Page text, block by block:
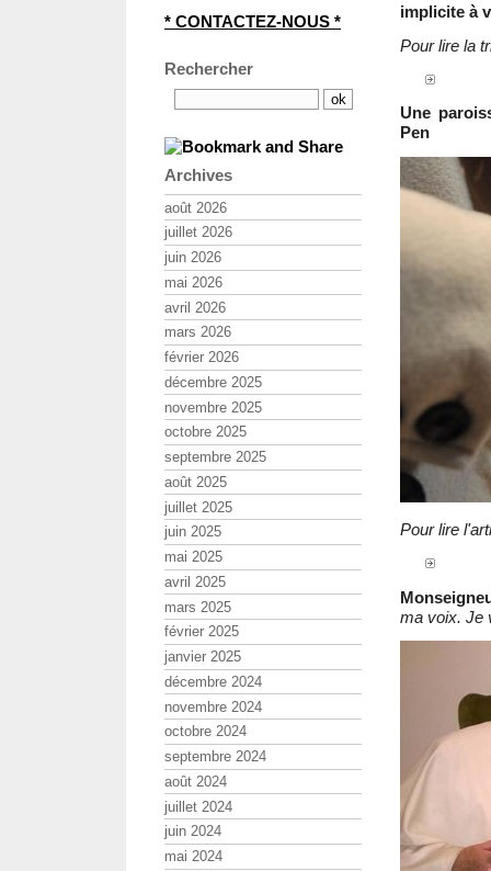
implicite à
Pour lire la
Une
Pen
Pour lire
ma voix. Je
* CONTACTEZ-NOUS *
Rechercher
Archives
août 2026
juillet 2026
juin 2026
mai 2026
avril 2026
mars 2026
février 2026
décembre 2025
novembre 2025
octobre 2025
septembre 2025
août 2025
juillet 2025
juin 2025
mai 2025
avril 2025
mars 2025
février 2025
janvier 2025
décembre 2024
novembre 2024
octobre 2024
septembre 2024
août 2024
juillet 2024
juin 2024
mai 2024